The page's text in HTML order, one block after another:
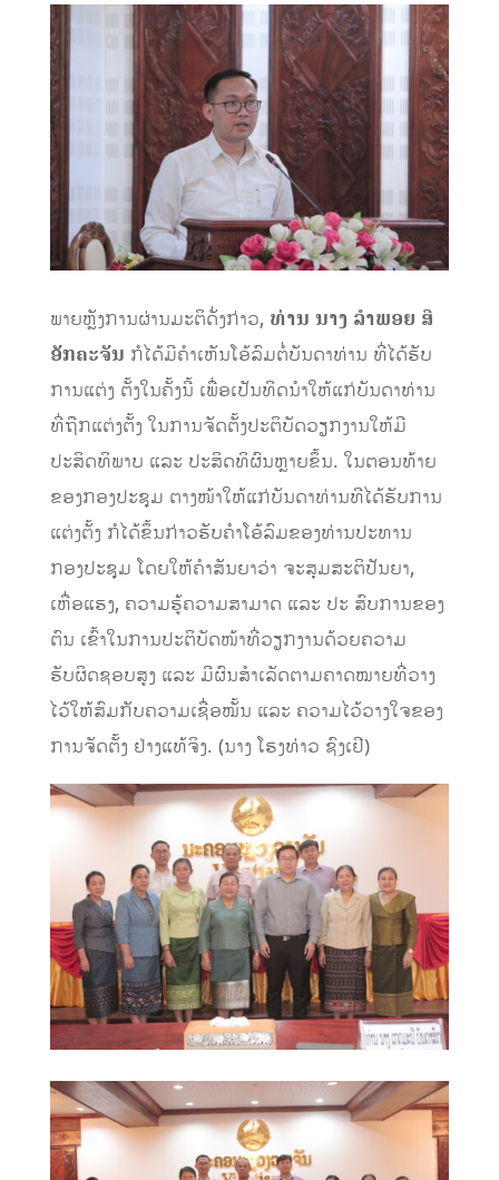
ພາຍຫຼັງການຜ່ານມະຕິດັ່ງກ່າວ, ທ່ານ ນາງ ລຳພອຍ ສີ
ອັກຄະຈັນ ກໍໄດ້ມີຄຳເຫັນໂອ້ລົມຕໍ່ບັນດາທ່ານ ທີ່ໄດ້ຮັບ
ການແຕ່ງ ຕັ້ງໃນຄັ້ງນີ້ ເພື່ອເປັນທິດນຳໃຫ້ແກ່ບັນດາທ່ານ
ທີ່ຖືກແຕ່ງຕັ້ງ ໃນການຈັດຕັ້ງປະຕິບັດວຽກງານໃຫ້ມີ
ປະສິດທິພາບ ແລະ ປະສິດທິຜົນຫຼາຍຂຶ້ນ. ໃນຕອນທ້າຍ
ຂອງກອງປະຊຸມ ຕາງໜ້າໃຫ້ແກ່ບັນດາທ່ານທີໄດ້ຮັບການ
ແຕ່ງຕັ້ງ ກໍໄດ້ຂຶ້ນກ່າວຮັບຄຳໂອ້ລົມຂອງທ່ານປະທານ
ກອງປະຊຸມ ໂດຍໃຫ້ຄຳສັນຍາວ່າ ຈະສຸມສະຕິປັນຍາ,
ເຫື່ອແຮງ, ຄວາມຮູ້ຄວາມສາມາດ ແລະ ປະ ສົບການຂອງ
ຕົນ ເຂົ້າໃນການປະຕິບັດໜ້າທີ່ວຽກງານດ້ວຍຄວາມ
ຮັບຜິດຊອບສູງ ແລະ ມີຜົນສຳເລັດຕາມຄາດໝາຍທີ່ວາງ
ໄວ້ໃຫ້ສົມກັບຄວາມເຊື່ອໝັ້ນ ແລະ ຄວາມໄວ້ວາງໃຈຂອງ
ການຈັດຕັ້ງ ຢ່າງແທ້ຈິງ. (ນາງ ໂຮງທ່າວ ຊົງເຢີ)